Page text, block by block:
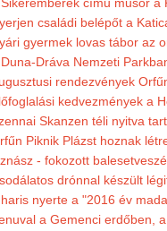
családi belépőt a
gyermek lovas tábor az
Dráva Nemzeti
rendezvények
kedvezmények a
Skanzen téli nyitva
Piknik Plázst hoznak
- fokozott
drónnal készült
nyerte a "2016 év
a Gemenci erdőben,